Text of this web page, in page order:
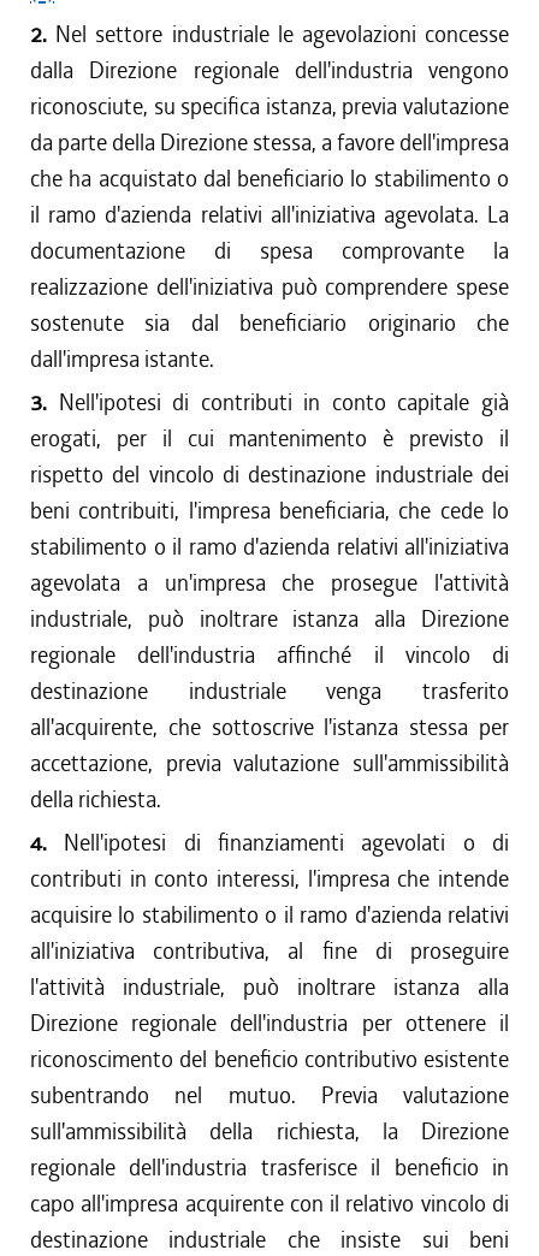
2. Nel settore industriale le agevolazioni concesse
dalla Direzione regionale dell'industria vengono
riconosciute, su specifica istanza, previa valutazione
da parte della Direzione stessa, a favore dell'impresa
che ha acquistato dal beneficiario lo stabilimento o
il ramo d'azienda relativi all'iniziativa agevolata. La
documentazione di spesa comprovante la
realizzazione dell'iniziativa può comprendere spese
sostenute sia dal beneficiario originario che
dall'impresa istante.
3. Nell'ipotesi di contributi in conto capitale già
erogati, per il cui mantenimento è previsto il
rispetto del vincolo di destinazione industriale dei
beni contribuiti, l'impresa beneficiaria, che cede lo
stabilimento o il ramo d'azienda relativi all'iniziativa
agevolata a un'impresa che prosegue l'attività
industriale, può inoltrare istanza alla Direzione
regionale dell'industria affinché il vincolo di
destinazione industriale venga trasferito
all'acquirente, che sottoscrive l'istanza stessa per
accettazione, previa valutazione sull'ammissibilità
della richiesta.
4. Nell'ipotesi di finanziamenti agevolati o di
contributi in conto interessi, l'impresa che intende
acquisire lo stabilimento o il ramo d'azienda relativi
all'iniziativa contributiva, al fine di proseguire
l'attività industriale, può inoltrare istanza alla
Direzione regionale dell'industria per ottenere il
riconoscimento del beneficio contributivo esistente
subentrando nel mutuo. Previa valutazione
sull'ammissibilità della richiesta, la Direzione
regionale dell'industria trasferisce il beneficio in
capo all'impresa acquirente con il relativo vincolo di
destinazione industriale che insiste sui beni